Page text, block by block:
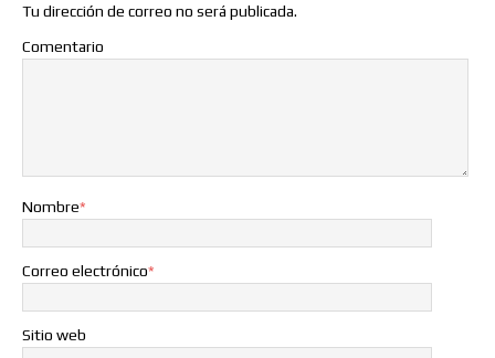
Tu dirección de correo no será publicada.
Comentario
Nombre*
Correo electrónico*
Sitio web